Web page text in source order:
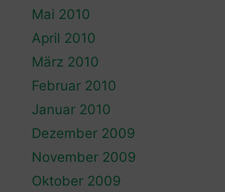
Mai 2010
April 2010
März 2010
Februar 2010
Januar 2010
Dezember 2009
November 2009
Oktober 2009